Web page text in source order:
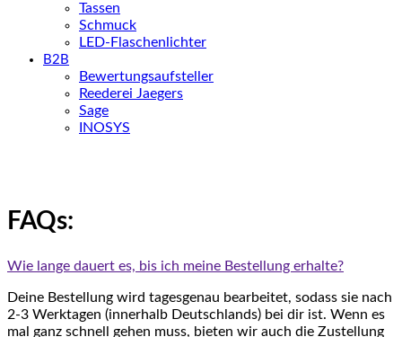
Tassen
Schmuck
LED-Flaschenlichter
B2B
Bewertungsaufsteller
Reederei Jaegers
Sage
INOSYS
FAQs:
Wie lange dauert es, bis ich meine Bestellung erhalte?
Deine Bestellung wird tagesgenau bearbeitet, sodass sie nach
2-3 Werktagen (innerhalb Deutschlands) bei dir ist. Wenn es
mal ganz schnell gehen muss, bieten wir auch die Zustellung